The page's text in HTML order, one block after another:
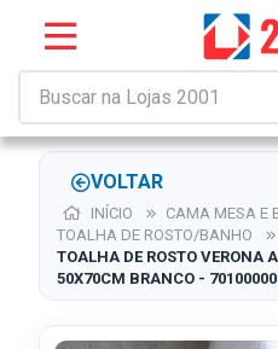
VOLTAR
INÍCIO
CAMA MESA E
TOALHA DE ROSTO/BANHO
TOALHA DE ROSTO VERONA
50X70CM BRANCO -